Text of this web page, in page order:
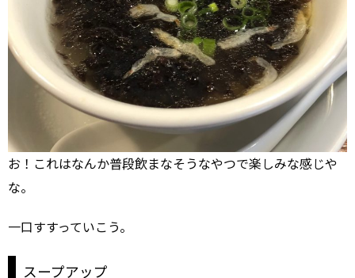
お！これはなんか普段飲まなそうなやつで楽しみな感じや
な。
一口すすっていこう。
スープアップ